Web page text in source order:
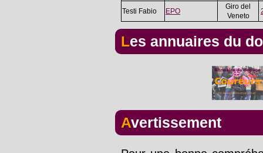
Testi Fabio EPO
Giro del
Veneto
Les annuaires du
Avertissement